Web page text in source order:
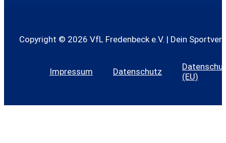
Copyright © 2026 VfL Fredenbeck e.V. | Dein
Impressum Datenschutz
(EU)